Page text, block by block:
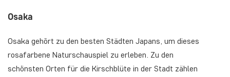
Osaka
Osaka gehört zu den besten Städten Japans, um dieses
rosafarbene Naturschauspiel zu erleben. Zu den
schönsten Orten für die Kirschblüte in der Stadt zählen